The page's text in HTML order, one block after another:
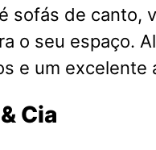
sofás de canto,
o seu espaço.
e um excelente
Cia